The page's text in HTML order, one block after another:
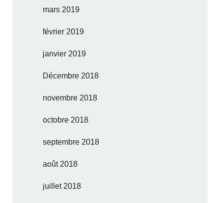
mars 2019
février 2019
janvier 2019
Décembre 2018
novembre 2018
octobre 2018
septembre 2018
août 2018
juillet 2018